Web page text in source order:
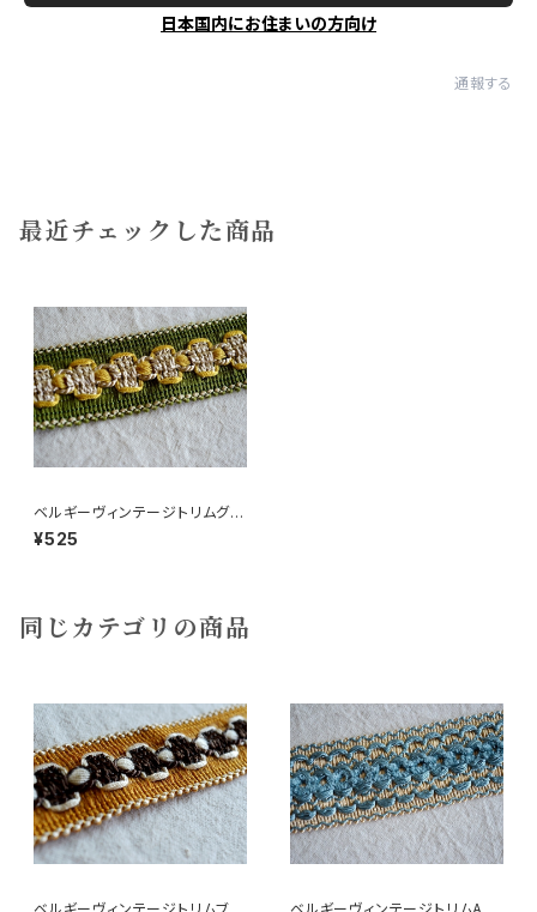
日本国内にお住まいの方向け
通報する
最近チェックした商品
ベルギーヴィンテージトリムグリ
ーン四角
¥525
同じカテゴリの商品